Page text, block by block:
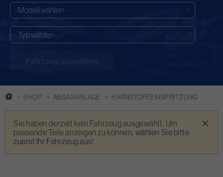
SHOP ABGASANLAGE HARNSTOFFEINSPRITZUNG
Warnmeldung
Sie haben derzeit kein Fahrzeug ausgewählt. Um
passende Teile anzeigen zu können, wählen Sie bitte
zuerst Ihr Fahrzeug aus!
×